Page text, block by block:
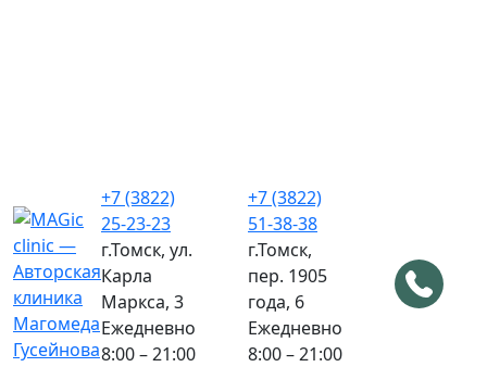
+7 (3822)
25-23-23
г.Томск, ул.
Карла
Маркса, 3
Ежедневно
8:00 – 21:00
+7 (3822)
51-38-38
г.Томск,
пер. 1905
года, 6
Ежедневно
8:00 – 21:00